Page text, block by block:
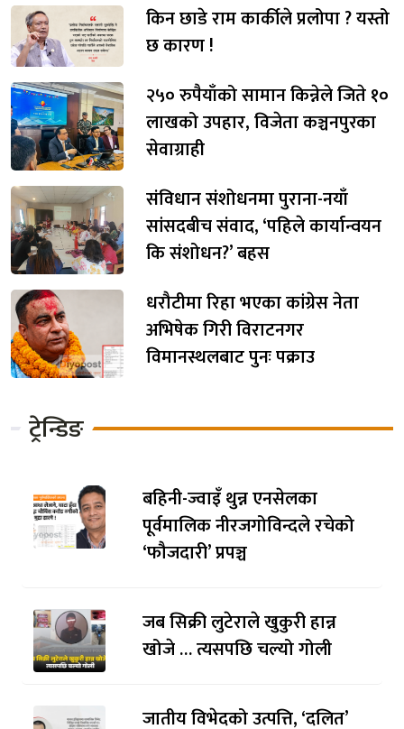
किन छाडे राम कार्कीले प्रलोपा ? यस्तो
छ कारण !
२५० रुपैयाँको सामान किन्नेले जिते १०
लाखको उपहार, विजेता कञ्चनपुरका
सेवाग्राही
संविधान संशोधनमा पुराना-नयाँ
सांसदबीच संवाद, ‘पहिले कार्यान्वयन
कि संशोधन?’ बहस
धरौटीमा रिहा भएका कांग्रेस नेता
अभिषेक गिरी विराटनगर
विमानस्थलबाट पुनः पक्राउ
ट्रेन्डिङ
बहिनी-ज्वाइँ थुन्न एनसेलका
पूर्वमालिक नीरजगोविन्दले रचेको
‘फौजदारी’ प्रपञ्च
जब सिक्री लुटेराले खुकुरी हान्न
खोजे … त्यसपछि चल्यो गोली
जातीय विभेदको उत्पत्ति, ‘दलित’